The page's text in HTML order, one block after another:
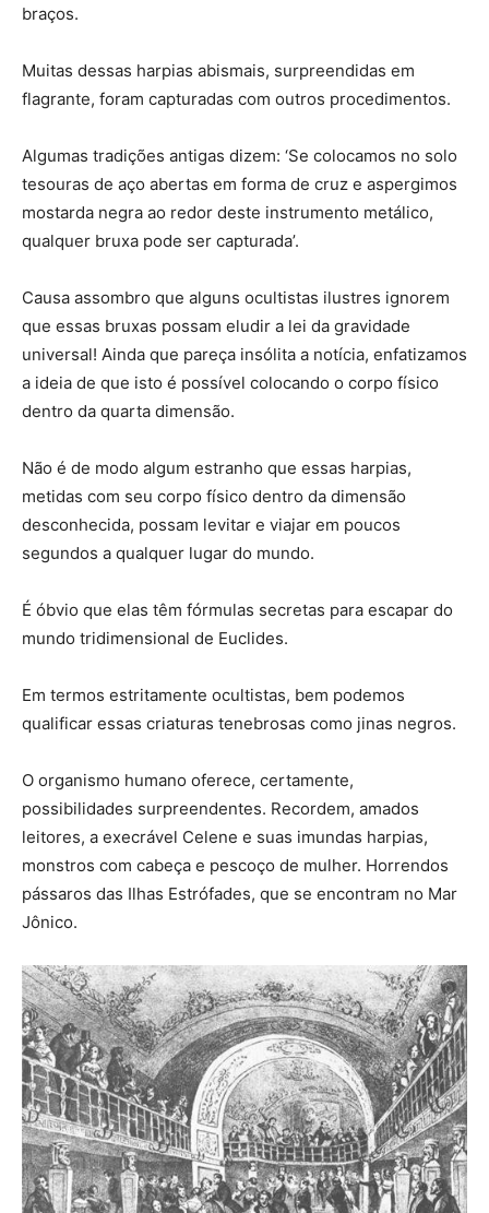
braços.
Muitas dessas harpias abismais, surpreendidas em
flagrante, foram capturadas com outros procedimentos.
Algumas tradições antigas dizem: ‘Se colocamos no solo
tesouras de aço abertas em forma de cruz e aspergimos
mostarda negra ao redor deste instrumento metálico,
qualquer bruxa pode ser capturada’.
Causa assombro que alguns ocultistas ilustres ignorem
que essas bruxas possam eludir a lei da gravidade
universal! Ainda que pareça insólita a notícia, enfatizamos
a ideia de que isto é possível colocando o corpo físico
dentro da quarta dimensão.
Não é de modo algum estranho que essas harpias,
metidas com seu corpo físico dentro da dimensão
desconhecida, possam levitar e viajar em poucos
segundos a qualquer lugar do mundo.
É óbvio que elas têm fórmulas secretas para escapar do
mundo tridimensional de Euclides.
Em termos estritamente ocultistas, bem podemos
qualificar essas criaturas tenebrosas como jinas negros.
O organismo humano oferece, certamente,
possibilidades surpreendentes. Recordem, amados
leitores, a execrável Celene e suas imundas harpias,
monstros com cabeça e pescoço de mulher. Horrendos
pássaros das Ilhas Estrófades, que se encontram no Mar
Jônico.